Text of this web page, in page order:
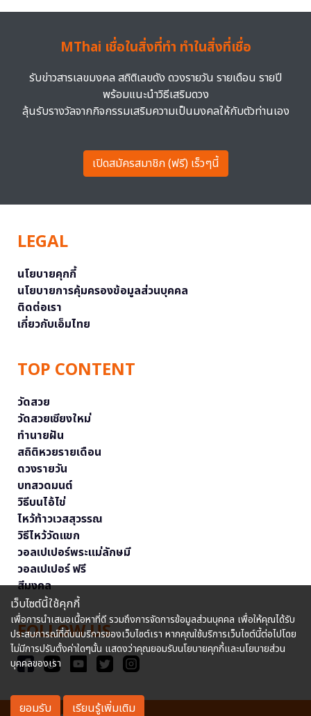
MThai เชื่อในสิ่งที่ทำ ทำในสิ่งที่เชื่อ
รับข่าวสารเลขมงคล สถิติเลขดัง ดวงรายวัน รายเดือน รายปี
พร้อมแนะนำวิธีเสริมดวง
ลุ้นรับรางวัลจากกิจกรรมเสริมความเป็นมงคลให้กับตัวท่านเอง
เปิดสมัครสมาชิก (ฟรี) เร็วๆนี้
LEGAL
นโยบายคุกกี้
นโยบายการคุ้มครองข้อมูลส่วนบุคคล
ติดต่อเรา
เกี่ยวกับเอ็มไทย
TOP CONTENT
วัดสวย
วัดสวยเชียงใหม่
ทำนายฝัน
สถิติหวยรายเดือน
ดวงรายวัน
บทสวดมนต์
วิธีบนไอ้ไข่
ไหว้ท้าวเวสสุวรรณ
วิธีไหว้วัดแขก
วอลเปเปอร์พระแม่ลักษมี
วอลเปเปอร์ ฟรี
สีมงคล
FOLLOW US
เว็บไซต์นี้ใช้คุกกี้
เพื่อการนำเสนอเนื้อหาที่ดี รวมถึงการจัดการข้อมูลส่วนบุคคล เพื่อให้คุณได้รับ
ประสบการณ์ที่ดีบนบริการของเว็บไซต์เรา หากคุณใช้บริการเว็บไซต์นี้ต่อไปโดย
ไม่มีการปรับตั้งค่าใดๆนั้น แสดงว่าคุณยอมรับนโยบายคุกกี้และนโยบายส่วน
บุคคลของเรา
ยอมรับ เรียนรู้เพิ่มเติม